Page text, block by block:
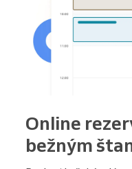
Online
bežným